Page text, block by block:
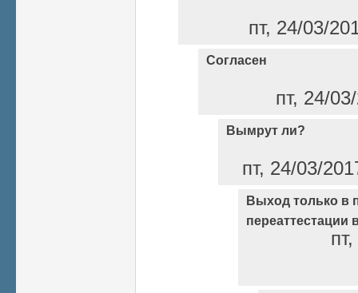
пт, 24/03/
Согласен
пт, 24/
Вымрут ли?
пт, 24/03/
Выход только в
переаттестации